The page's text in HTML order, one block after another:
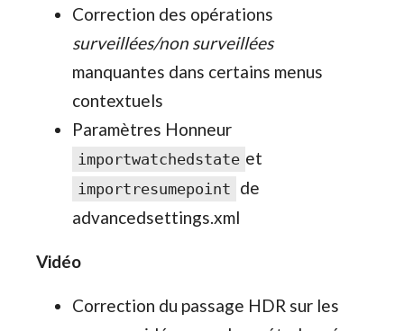
Correction des opérations
surveillées/non surveillées
manquantes dans certains menus
contextuels
Paramètres Honneur
importwatchedstate et
importresumepoint de
advancedsettings.xml
Vidéo
Correction du passage HDR sur les